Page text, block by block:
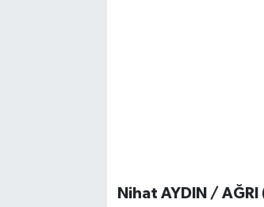
Nihat AYDIN / AĞRI